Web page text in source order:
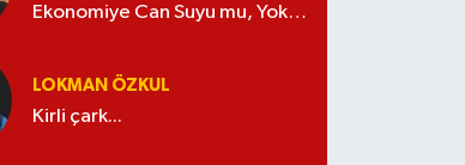
Ekonomiye Can Suyu mu, Yoksa
LOKMAN ÖZKUL
Kirli çark...